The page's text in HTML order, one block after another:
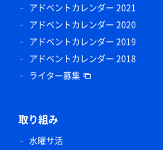
アドベントカレンダー 2021
アドベントカレンダー 2020
アドベントカレンダー 2019
アドベントカレンダー 2018
ライター募集
取り組み
水曜サ活